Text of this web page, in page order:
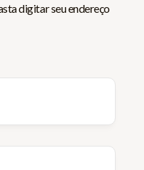
digitar seu endereço